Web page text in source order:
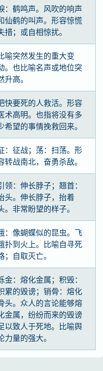
：鹤鸣声。风吹的响声
仙鹤的叫声。形容惊慌
措；或自相惊扰。
喻突然发生的重大变
。也比喻名声或地位突
升高。
快要死的人救活。形容
术高明。也指将没有多
希望的事情挽救回来。
：征战；荡：扫荡。形
转战南北，奋勇杀敌。
领：伸长脖子；翘首：
头。伸长脖子，抬着
。非常盼望的样子。
：像蝴蝶似的昆虫。飞
扑到火上。比喻自寻死
；自取灭亡。
金：熔化金属；积毁：
累的毁谤；销骨：熔化
头。众人的言论能够熔
金属，纷纷而来的毁谤
以致人于死地。比喻舆
力量的强大。